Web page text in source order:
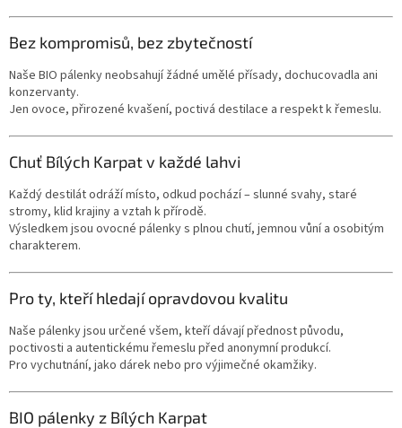
Bez kompromisů, bez zbytečností
Naše BIO pálenky neobsahují žádné umělé přísady, dochucovadla ani
konzervanty.
Jen ovoce, přirozené kvašení, poctivá destilace a respekt k řemeslu.
Chuť Bílých Karpat v každé lahvi
Každý destilát odráží místo, odkud pochází – slunné svahy, staré
stromy, klid krajiny a vztah k přírodě.
Výsledkem jsou ovocné pálenky s plnou chutí, jemnou vůní a osobitým
charakterem.
Pro ty, kteří hledají opravdovou kvalitu
Naše pálenky jsou určené všem, kteří dávají přednost původu,
poctivosti a autentickému řemeslu před anonymní produkcí.
Pro vychutnání, jako dárek nebo pro výjimečné okamžiky.
BIO pálenky z Bílých Karpat